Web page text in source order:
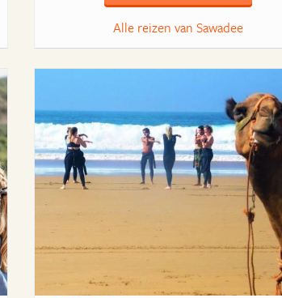
Alle reizen van Sawadee